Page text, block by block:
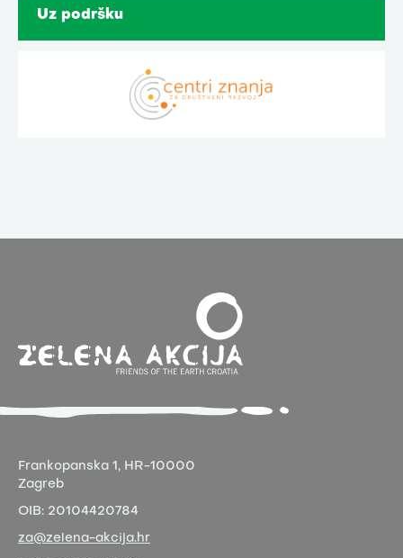
Uz podršku
Frankopanska 1, HR-10000
Zagreb
OIB: 20104420784
za@zelena-akcija.hr